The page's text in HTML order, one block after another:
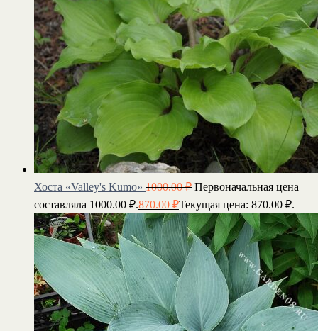
Хоста «Valley's Kumo» 1000.00₽ Первоначальная цена
составляла 1000.00 ₽.870.00 ₽Текущая цена: 870.00 ₽.